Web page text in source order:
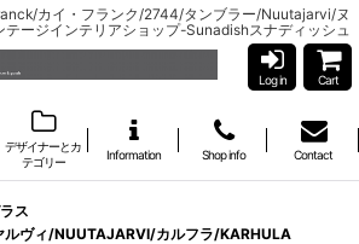
カイ・フランク/2744/タンブラー/Nuutajarvi/ヌ
ージインテリアショップ-Sunadishスナディッシュ
Log in Cart
デザイナーとカ
テゴリー
Information Shop info Contact
ス
ヴィ/NUUTAJARVI/カルフラ/KARHULA